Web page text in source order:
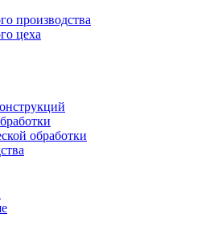
производства
цеха
обработки